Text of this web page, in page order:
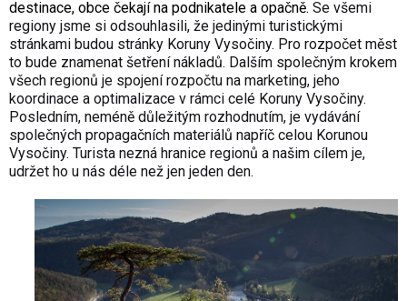
destinace, obce čekají na podnikatele a opačně. Se všemi
regiony jsme si odsouhlasili, že jedinými turistickými
stránkami budou stránky Koruny Vysočiny. Pro rozpočet měst
to bude znamenat šetření nákladů. Dalším společným krokem
všech regionů je spojení rozpočtu na marketing, jeho
koordinace a optimalizace v rámci celé Koruny Vysočiny.
Posledním, neméně důležitým rozhodnutím, je vydávání
společných propagačních materiálů napříč celou Korunou
Vysočiny. Turista nezná hranice regionů a našim cílem je,
udržet ho u nás déle než jen jeden den.